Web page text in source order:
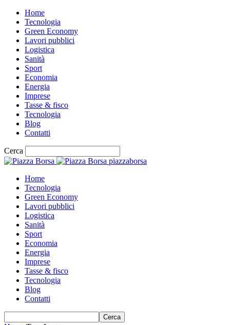
Home
Tecnologia
Green Economy
Lavori pubblici
Logistica
Sanità
Sport
Economia
Energia
Imprese
Tasse & fisco
Tecnologia
Blog
Contatti
Cerca
piazzaborsa
Home
Tecnologia
Green Economy
Lavori pubblici
Logistica
Sanità
Sport
Economia
Energia
Imprese
Tasse & fisco
Tecnologia
Blog
Contatti